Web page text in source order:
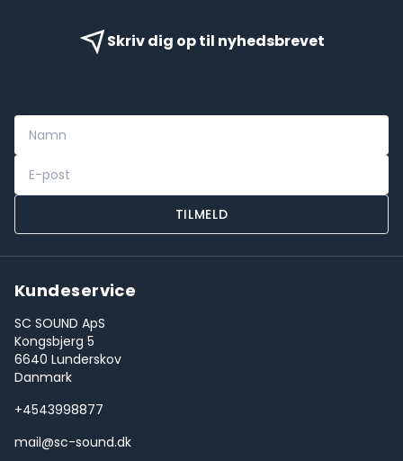
Skriv dig op til nyhedsbrevet
TILMELD
Kundeservice
SC SOUND ApS
Kongsbjerg 5
6640 Lunderskov
Danmark
+4543998877
mail@sc-sound.dk